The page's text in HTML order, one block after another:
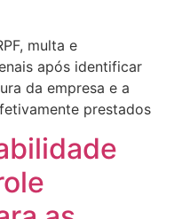
multa e
após identificar
da empresa e a
prestados